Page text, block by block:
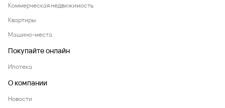
Коммерческая недвижимость
Квартиры
Машино-места
Покупайте онлайн
Ипотека
О компании
Новости